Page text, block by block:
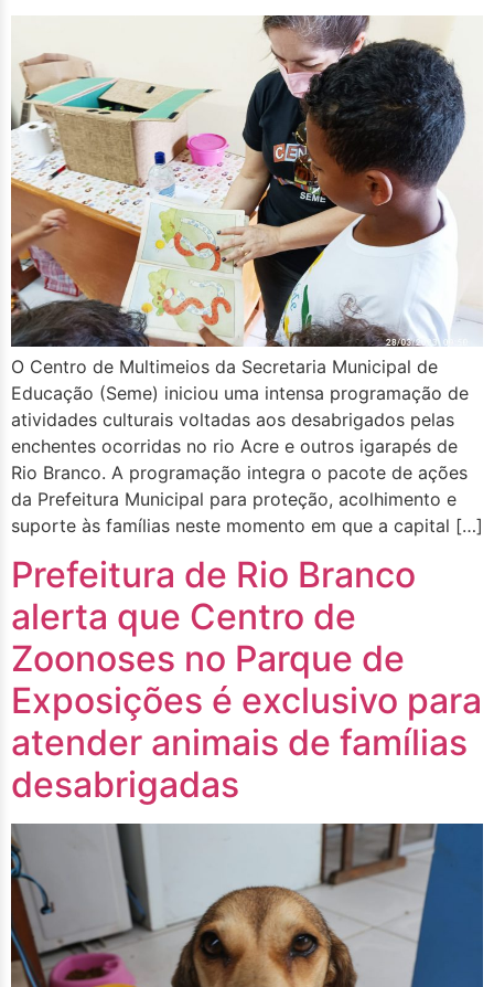
O Centro de Multimeios da Secretaria Municipal de
Educação (Seme) iniciou uma intensa programação de
atividades culturais voltadas aos desabrigados pelas
enchentes ocorridas no rio Acre e outros igarapés de
Rio Branco. A programação integra o pacote de ações
da Prefeitura Municipal para proteção, acolhimento e
suporte às famílias neste momento em que a capital […]
Prefeitura de Rio Branco
alerta que Centro de
Zoonoses no Parque de
Exposições é exclusivo para
atender animais de famílias
desabrigadas